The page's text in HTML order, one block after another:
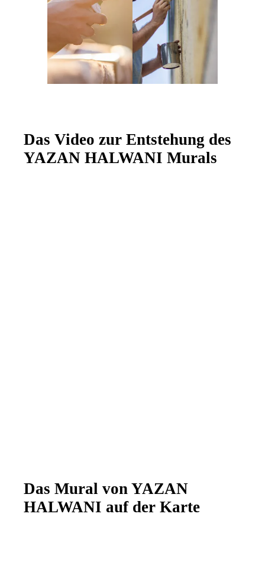
Das Video zur Entstehung des
YAZAN HALWANI Murals
Das Mural von YAZAN
HALWANI auf der Karte